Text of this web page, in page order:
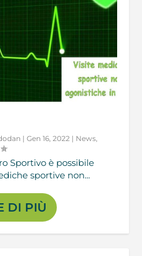
|Gen 16, 2022 | News
Sportivo è possibile
sportive non...
DI PIÙ